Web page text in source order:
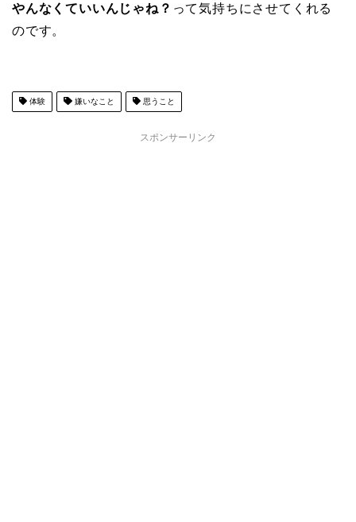
やんなくていいんじゃね？ って気持ちにさせてくれる
のです。
体験 嫌いなこと 思うこと
スポンサーリンク